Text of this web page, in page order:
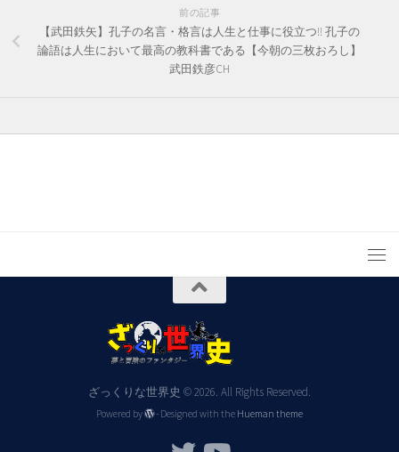
前の記事
【武田鉄矢】孔子の名言・格言は人生と仕事に役立つ!! 孔子の
論語は人生において最高の教科書である【今朝の三枚おろし】
武田鉄彦CH
ざっくりな世界史 © 2026. All Rights Reserved.
Powered by - Designed with the Hueman theme